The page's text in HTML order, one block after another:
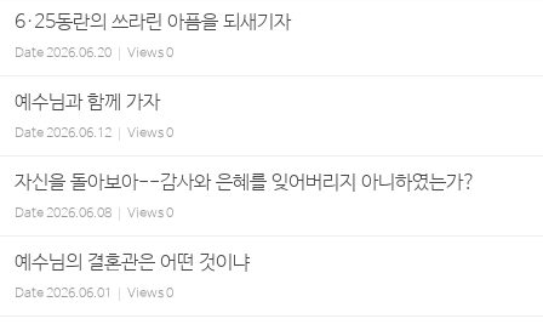
6·25동란의 쓰라린 아픔을 되새기자
Date2026.06.20 Views0
예수님과 함께 가자
Date2026.06.12 Views0
자신을 돌아보아--감사와 은혜를 잊어버리지 아니하였는가?
Date2026.06.08 Views0
예수님의 결혼관은 어떤 것이냐
Date2026.06.01 Views0